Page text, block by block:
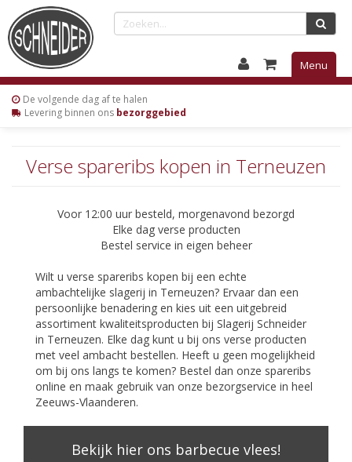
De volgende dag af te halen
Levering binnen ons bezorggebied
Menu
Verse spareribs kopen in Terneuzen
Voor 12:00 uur besteld, morgenavond bezorgd
Elke dag verse producten
Bestel service in eigen beheer
Wilt u verse spareribs kopen bij een echte
ambachtelijke slagerij in Terneuzen? Ervaar dan een
persoonlijke benadering en kies uit een uitgebreid
assortiment kwaliteitsproducten bij Slagerij Schneider
in Terneuzen. Elke dag kunt u bij ons verse producten
met veel ambacht bestellen. Heeft u geen mogelijkheid
om bij ons langs te komen? Bestel dan onze spareribs
online en maak gebruik van onze bezorgservice in heel
Zeeuws-Vlaanderen.
Bekijk hier ons barbecue vlees!